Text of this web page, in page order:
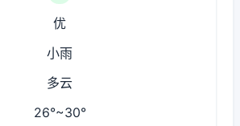
优
小雨
多云
26°~30°